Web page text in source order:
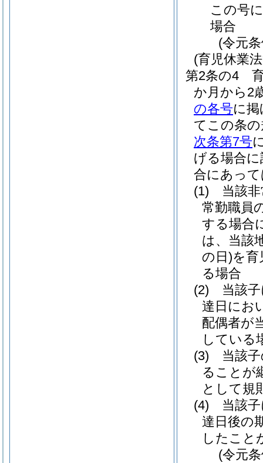
この号
場合
(令元
(育児休業
第2条の4
か月から2
の各号に
てこの条
次条第7号
げる場合
合にあっ
(1)
当該
常勤職員
する場合
は、当該
の日)を育
る場合
(2)
当該
達日にお
配偶者が
している
(3)
当該
ることが
として規
(4)
当該
達日後の
したこと
(令元